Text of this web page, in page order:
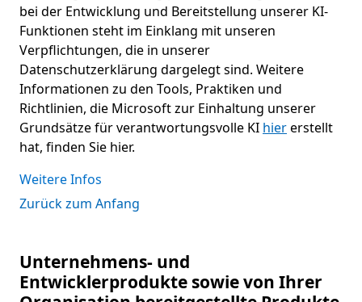
bei der Entwicklung und Bereitstellung unserer KI-
Funktionen steht im Einklang mit unseren
Verpflichtungen, die in unserer
Datenschutzerklärung dargelegt sind. Weitere
Informationen zu den Tools, Praktiken und
Richtlinien, die Microsoft zur Einhaltung unserer
Grundsätze für verantwortungsvolle KI hiererstellt
hat, finden Sie hier.
Weitere Infos
Zurück zum Anfang
Unternehmens- und
Entwicklerprodukte sowie von Ihrer